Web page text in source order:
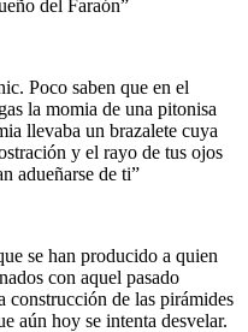
del Faraón”
Poco saben que en el
la momia de una pitonisa
llevaba un brazalete cuya
y el rayo de tus ojos
adueñarse de ti”
se han producido a quien
con aquel pasado
construcción de las pirámides
aún hoy se intenta desvelar.